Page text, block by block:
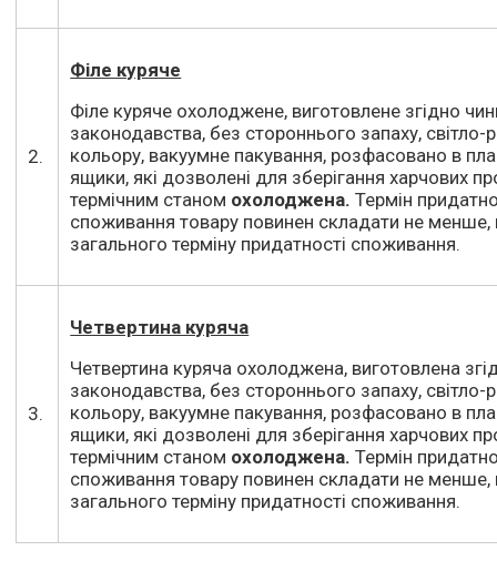
2.
Філе куряче
Філе куряче охолоджене, виготовлене згідно
законодавства, без стороннього запаху,
кольору, вакуумне пакування, розфасовано в
ящики, які дозволені для зберігання харчових
термічним станом охолоджена. Термін
споживання товару повинен складати не менше,
загального терміну придатності споживання.
3.
Четвертина куряча
Четвертина куряча охолоджена, виготовлена
законодавства, без стороннього запаху,
кольору, вакуумне пакування, розфасовано в
ящики, які дозволені для зберігання харчових
термічним станом охолоджена. Термін
споживання товару повинен складати не менше,
загального терміну придатності споживання.